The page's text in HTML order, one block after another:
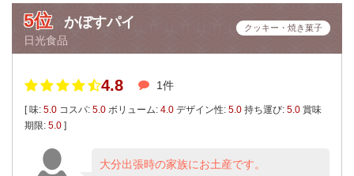
5位 かぼすパイ
日光食品
クッキー・焼き菓子
4.8 1件
[ 味: 5.0 コスパ: 5.0 ボリューム: 4.0 デザイン性: 5.0 持ち運び: 5.0 賞味
期限: 5.0 ]
大分出張時の家族にお土産です。